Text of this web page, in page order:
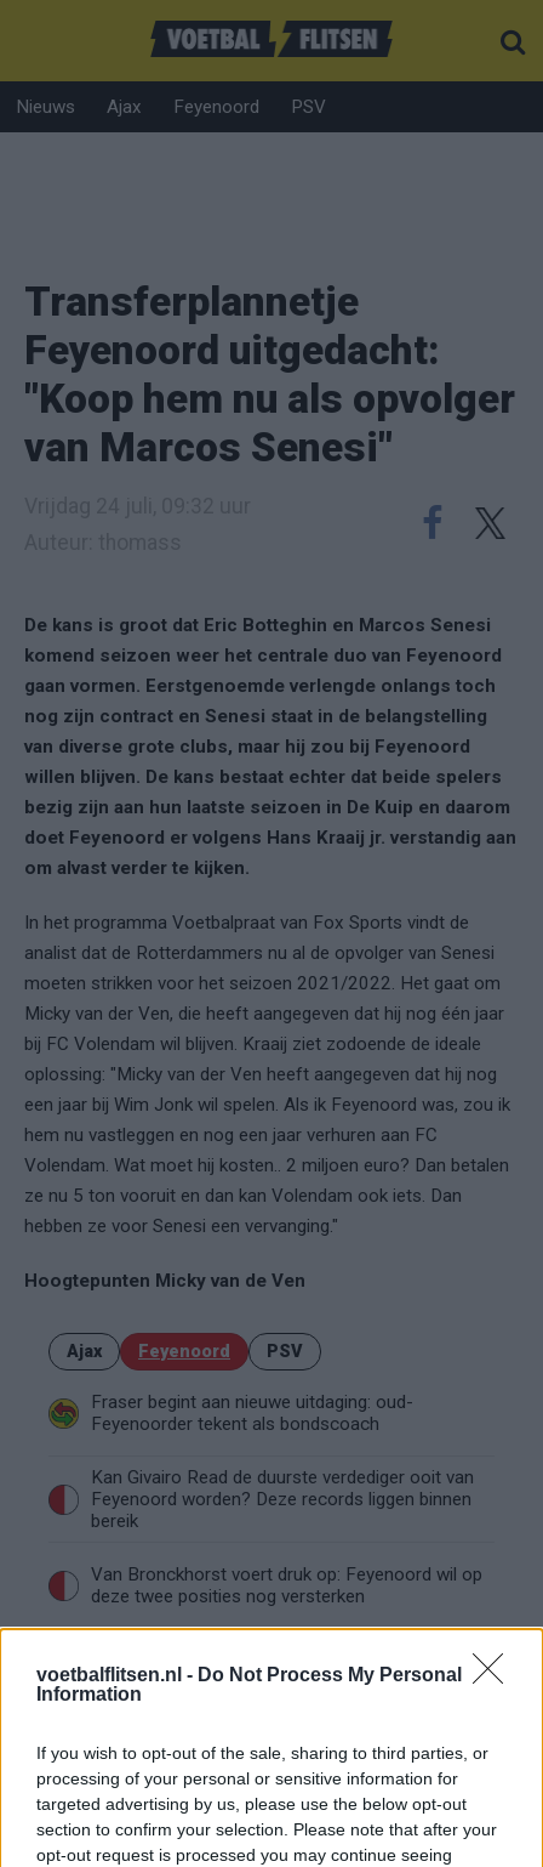
voetbalflitsen.nl - Do Not Process My Personal
Information
If you wish to opt-out of the sale, sharing to third parties, or
processing of your personal or sensitive information for
targeted advertising by us, please use the below opt-out
section to confirm your selection. Please note that after your
opt-out request is processed you may continue seeing
Nieuws Ajax Feyenoord PSV
Transferplannetje
Feyenoord uitgedacht:
"Koop hem nu als opvolger
van Marcos Senesi"
De kans is groot dat Eric Botteghin en Marcos Senesi
komend seizoen weer het centrale duo van Feyenoord
gaan vormen. Eerstgenoemde verlengde onlangs toch
nog zijn contract en Senesi staat in de belangstelling
van diverse grote clubs, maar hij zou bij Feyenoord
willen blijven. De kans bestaat echter dat beide spelers
bezig zijn aan hun laatste seizoen in De Kuip en daarom
doet Feyenoord er volgens Hans Kraaij jr. verstandig aan
om alvast verder te kijken.
In het programma Voetbalpraat van Fox Sports vindt de
analist dat de Rotterdammers nu al de opvolger van Senesi
moeten strikken voor het seizoen 2021/2022. Het gaat om
Micky van der Ven, die heeft aangegeven dat hij nog één jaar
bij FC Volendam wil blijven. Kraaij ziet zodoende de ideale
oplossing: "Micky van der Ven heeft aangegeven dat hij nog
een jaar bij Wim Jonk wil spelen. Als ik Feyenoord was, zou ik
hem nu vastleggen en nog een jaar verhuren aan FC
Volendam. Wat moet hij kosten.. 2 miljoen euro? Dan betalen
ze nu 5 ton vooruit en dan kan Volendam ook iets. Dan
hebben ze voor Senesi een vervanging."
Hoogtepunten Micky van de Ven
Ajax Feyenoord PSV
Fraser begint aan nieuwe uitdaging: oud-
Feyenoorder tekent als bondscoach
Kan Givairo Read de duurste verdediger ooit van
Feyenoord worden? Deze records liggen binnen
bereik
Van Bronckhorst voert druk op: Feyenoord wil op
deze twee posities nog versterken
Sauer naar Stuttgart bijna rond
Feyenoord zet deur open voor miljoenen: Ueda
en Hadj Moussa mogen vertrekken
Feyenoord sluit voorbereiding bijna af: dit staat
er nog op het programma